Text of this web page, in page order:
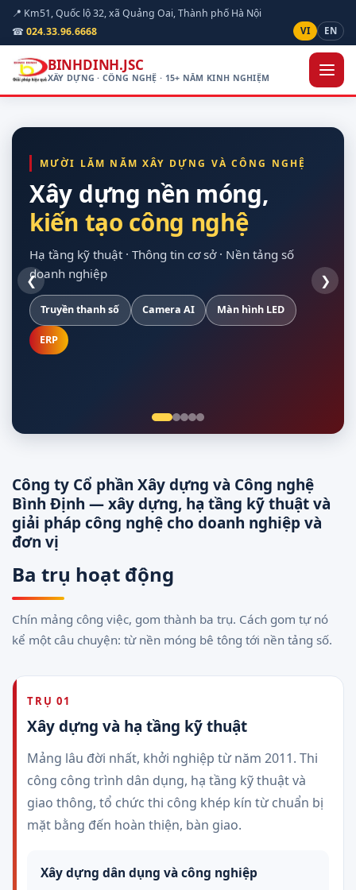
📍 Km51, Quốc lộ 32, xã Quảng Oai, Thành phố Hà Nội
☎ 024.33.96.6668 VI EN
BINHDINH.JSC
XÂY DỰNG · CÔNG NGHỆ · 15+ NĂM KINH NGHIỆM
MƯỜI LĂM NĂM XÂY DỰNG VÀ CÔNG NGHỆ
Xây dựng nền móng,
kiến tạo công nghệ
Hạ tầng kỹ thuật · Thông tin cơ sở · Nền tảng số
doanh nghiệp
Truyền thanh số Camera AI Màn hình LED
ERP
hạ tầng kỹ thuật
Xây dựng dân dụng Giao thông Nội thất
Điện mặt trời
quan sát được hiện
trường
Chuẩn Thông tư 24/2025
cho doanh nghiệp
Nền Odoo Hạ tầng máy chủ Sao lưu tự động
Tuỳ chỉnh theo nghiệp vụ
vòng đời dự án
Khảo sát trên bản đồ số Dự toán theo định mức
Bàn giao đủ tài liệu
❮ ❯
Công ty Cổ phần Xây dựng và Công nghệ
Bình Định — xây dựng, hạ tầng kỹ thuật và
giải pháp công nghệ cho doanh nghiệp và
đơn vị
Ba trụ hoạt động
Chín mảng công việc, gom thành ba trụ. Cách gom tự nó
kể một câu chuyện: từ nền móng bê tông tới nền tảng số.
TRỤ 01
Xây dựng và hạ tầng kỹ thuật
Mảng lâu đời nhất, khởi nghiệp từ năm 2011. Thi
công công trình dân dụng, hạ tầng kỹ thuật và
giao thông, tổ chức thi công khép kín từ chuẩn bị
mặt bằng đến hoàn thiện, bàn giao.
Xây dựng dân dụng và công nghiệp